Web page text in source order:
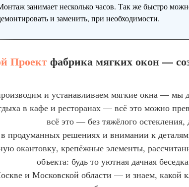
занимает несколько часов. Так же быстро
и заменить, при необходимости.
Проектфабрика мягких окон —
и устанавливаем мягкие окна — мы
в кафе и ресторанах — всё это можно
всё это — без тяжёлого остекления,
решениях и внимании к
окантовку, крепёжные элементы,
объекта: будь то уютная дачная
и Московской области — и знаем, какой